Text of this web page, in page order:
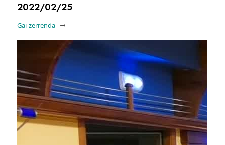
2022/02/25
Gai-zerrenda